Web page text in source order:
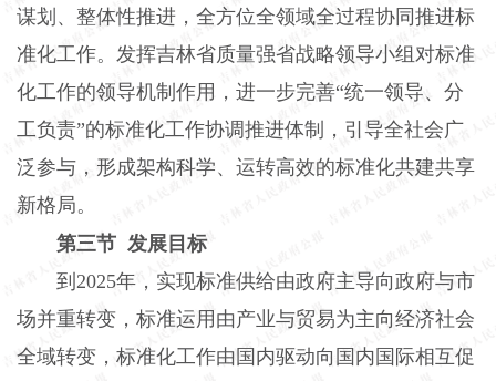
谋划、整体性推进，全方位全领域全过程协同推进标
准化工作。发挥吉林省质量强省战略领导小组对标准
化工作的领导机制作用，进一步完善“统一领导、分
工负责”的标准化工作协调推进体制，引导全社会广
泛参与，形成架构科学、运转高效的标准化共建共享
新格局。
第三节 发展目标
到2025年，实现标准供给由政府主导向政府与市
场并重转变，标准运用由产业与贸易为主向经济社会
全域转变，标准化工作由国内驱动向国内国际相互促